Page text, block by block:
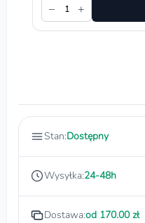
−
1 +
Stan:Dostępny
Wysyłka:24-48h
Dostawa:od 170.00 zł